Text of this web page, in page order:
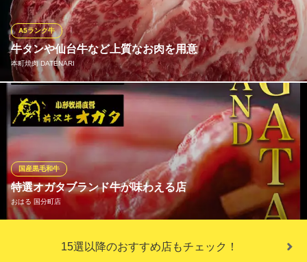
【全席個室×仙台牛熟成肉】炭火焼肉 牛仁 一番町本店
他では味わえない焼肉
仙台市営地下鉄東西線青葉通一番町駅 徒歩3分
宮城県仙台市青葉区一番町3-11-9
牛タンや仙台牛など上質なお肉を用意
本町焼肉 DATENARI
A5ランク牛
口の中に入れた瞬間、ジューシーな旨みが広がるA5ランクのお肉
を種類豊富に取り揃えております。新鮮なものだけを厳選して仕
入れているため、老若男女問わず、幅広い年代層のお客様にお楽
しみいただけます。おすすめの焼き方についてもお教えするな
ど、お客様のニーズに合わせて柔軟な対応を心掛けている点は強
みです。
本町焼肉 DATENARI
仙台市営地下鉄南北線広瀬通駅 徒歩2分
宮城県仙台市青葉区本町2-6-32 HANGOUT1F
特選オガタブランド牛が味わえる店
おはる 国分町店
国産黒毛和牛
数々の牛の品評会で、最優秀賞、グランドチャンピオン賞、農林
水産省大臣賞など栄えある賞に幾度も輝く日本を代表するオガタ
15選以降のおすすめ店もチェック！